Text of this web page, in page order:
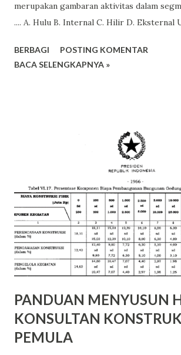
merupakan gambaran aktivitas dalam
.... A. Hulu B. Internal C. Hilir D. Eksternal
(upstream supply chain) adalah proses
manajemen pengendalian mutu. Aktivitas
lebih tepat adalah pelaksanaan kontrak
salah karena rantai pasok hilir, Aktivitas
proses transportasi, distribusi, serah
purna jual. Pilihan jawaban (D) salah
terdapat rantai pasok ekternal
BERBAGI
POSTING KOMENTAR
BACA SELENGKAPNYA »
PANDUAN MENYUSUN
KONSULTAN
PEMULA